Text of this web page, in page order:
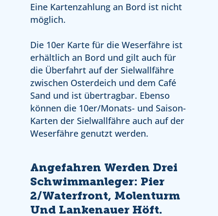
Eine Kartenzahlung an Bord ist nicht
möglich.
Die 10er Karte für die Weserfähre ist
erhältlich an Bord und gilt auch für
die Überfahrt auf der Sielwallfähre
zwischen Osterdeich und dem Café
Sand und ist übertragbar. Ebenso
können die 10er/Monats- und Saison-
Karten der Sielwallfähre auch auf der
Weserfähre genutzt werden.
Angefahren Werden Drei
Schwimmanleger: Pier
2/Waterfront, Molenturm
Und Lankenauer Höft.